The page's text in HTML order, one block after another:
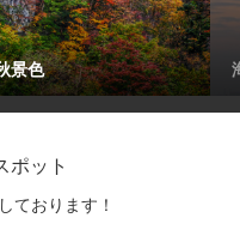
景色
ポット
ております！